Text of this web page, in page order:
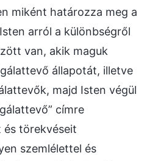
miként határozza meg a
arról a különbségről
van, akik maguk
állapotát, illetve
majd Isten végül
címre
törekvéseit
szemlélettel és